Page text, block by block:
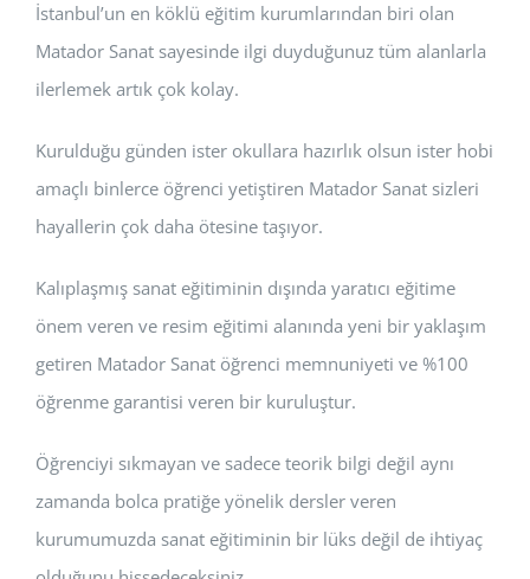
İstanbul’un en köklü eğitim kurumlarından biri olan
Matador Sanat sayesinde ilgi duyduğunuz tüm alanlarla
ilerlemek artık çok kolay.
Kurulduğu günden ister okullara hazırlık olsun ister hobi
amaçlı binlerce öğrenci yetiştiren Matador Sanat sizleri
hayallerin çok daha ötesine taşıyor.
Kalıplaşmış sanat eğitiminin dışında yaratıcı eğitime
önem veren ve resim eğitimi alanında yeni bir yaklaşım
getiren Matador Sanat öğrenci memnuniyeti ve %100
öğrenme garantisi veren bir kuruluştur.
Öğrenciyi sıkmayan ve sadece teorik bilgi değil aynı
zamanda bolca pratiğe yönelik dersler veren
kurumumuzda sanat eğitiminin bir lüks değil de ihtiyaç